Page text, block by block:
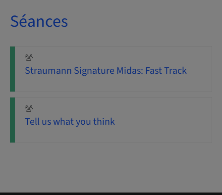
Séances
Straumann Signature Midas: Fast Track
Tell us what you think